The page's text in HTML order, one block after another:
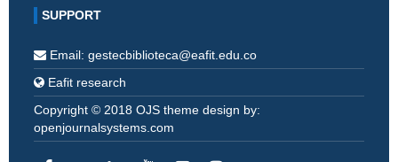
SUPPORT
Email: gestecbiblioteca@eafit.edu.co
Eafit research
Copyright © 2018 OJS theme design by:
openjournalsystems.com